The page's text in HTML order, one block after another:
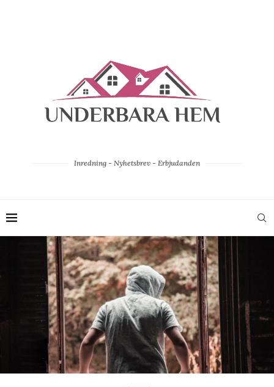
Inredning - Nyhetsbrev - Erbjudanden